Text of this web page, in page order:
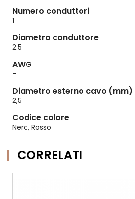
Numero conduttori
1
Diametro conduttore
2.5
AWG
-
Diametro esterno cavo (mm)
2,5
Codice colore
Nero, Rosso
CORRELATI